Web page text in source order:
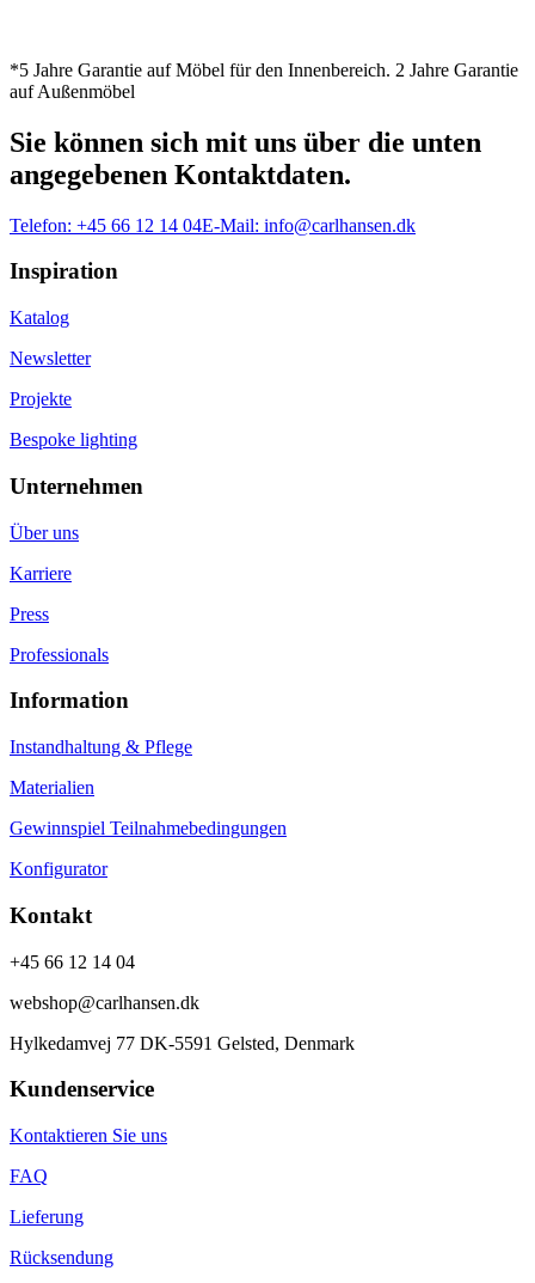
*5 Jahre Garantie auf Möbel für den Innenbereich. 2 Jahre Garantie
auf Außenmöbel
Sie können sich mit uns über die unten
angegebenen Kontaktdaten.
Telefon: +45 66 12 14 04E-Mail: info@carlhansen.dk
Inspiration
Katalog
Newsletter
Projekte
Bespoke lighting
Unternehmen
Über uns
Karriere
Press
Professionals
Information
Instandhaltung & Pflege
Materialien
Gewinnspiel Teilnahmebedingungen
Konfigurator
Kontakt
+45 66 12 14 04
webshop@carlhansen.dk
Hylkedamvej 77 DK-5591 Gelsted, Denmark
Kundenservice
Kontaktieren Sie uns
FAQ
Lieferung
Rücksendung